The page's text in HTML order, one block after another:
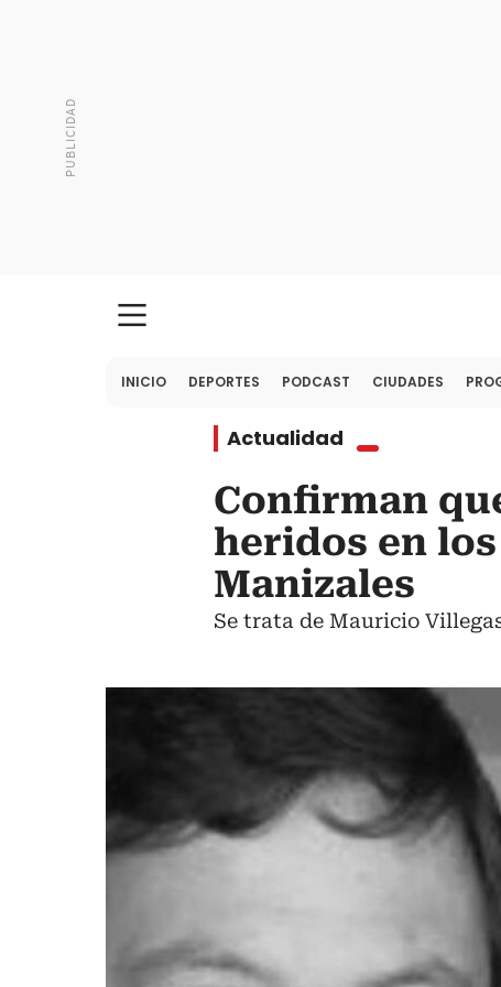
INICIO DEPORTES PODCAST CIUDADES
Actualidad
Confirman
heridos en
Manizales
Se trata de Mauricio